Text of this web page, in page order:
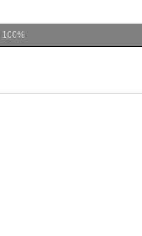
100%